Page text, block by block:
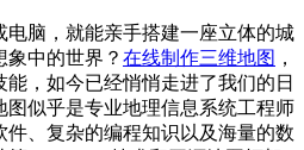
脑，就能亲手搭建一座立体的城
中的世界？ 在线制作三维地图 ，
，如今已经悄悄走进了我们的日
似乎是专业地理信息系统工程师
、复杂的编程知识以及海量的数